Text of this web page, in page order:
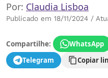
Por: Claudia Lisboa
Publicado em 18/11/2024 /
Compartilhe: WhatsApp
Telegram
Copiar